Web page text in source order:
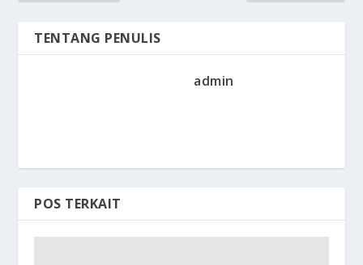
TENTANG PENULIS
admin
POS TERKAIT